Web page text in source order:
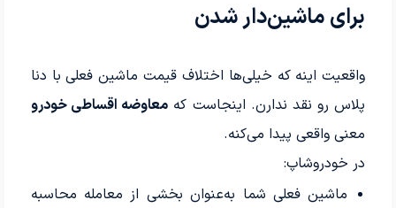
برای ماشین‌دار شدن
واقعیت اینه که خیلی‌ها اختلاف قیمت ماشین فعلی با دنا
پلاس رو نقد ندارن. اینجاست که معاوضه اقساطی خودرو
معنی واقعی پیدا می‌کنه.
در خودروشاپ:
ماشین فعلی شما به‌عنوان بخشی از معامله محاسبه